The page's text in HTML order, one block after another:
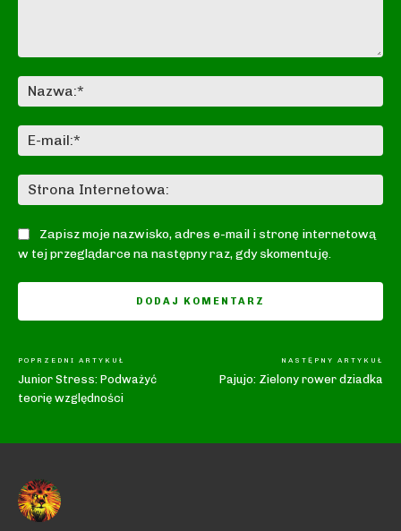
Zapisz moje nazwisko, adres e-mail i stronę internetową
w tej przeglądarce na następny raz, gdy skomentuję.
POPRZEDNI ARTYKUŁ
Junior Stress: Podważyć
teorię względności
NASTĘPNY ARTYKUŁ
Pajujo: Zielony rower dziadka